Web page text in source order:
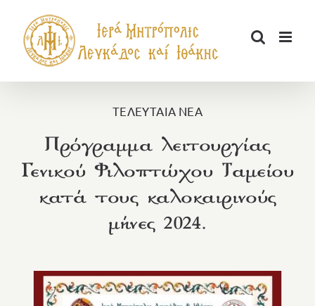
περιεχόμενο
ΤΕΛΕΥΤΑΙΑ ΝΕΑ
Πρόγραμμα λειτουργίας
Γενικού Φιλοπτώχου Ταμείου
κατά τους καλοκαιρινούς
μήνες 2024.